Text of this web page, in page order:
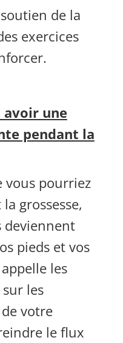
de la
exercices
avoir une
pendant la
vous pourriez
grossesse,
deviennent
pieds et vos
les
les
votre
le flux